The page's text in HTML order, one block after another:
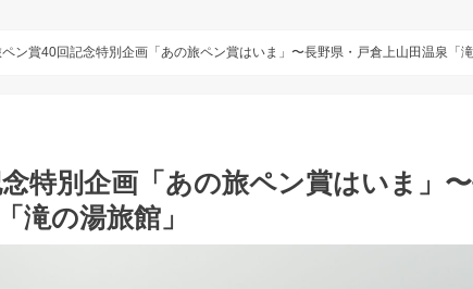
ペン賞40回記念特別企画「あの旅ペン賞はいま」〜長野県・戸倉上山田温泉「滝
特別企画「あの旅ペン賞はいま」〜
滝の湯旅館」